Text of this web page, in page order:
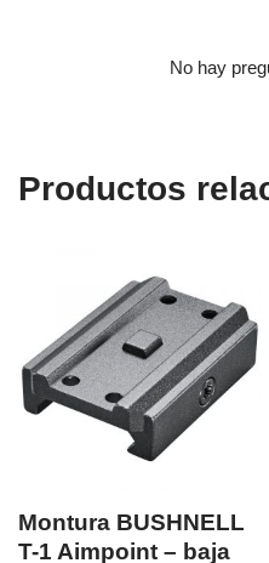
No hay
Productos
Montura BUSHNELL
T-1 Aimpoint – baja